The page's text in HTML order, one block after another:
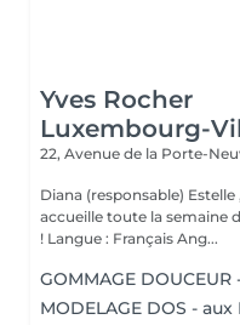
Yves Rocher
Luxembourg-
22, Avenue de la Porte-
Diana (responsable)
accueille toute la semaine
! Langue : Français Ang...
GOMMAGE
MODELAGE DOS -